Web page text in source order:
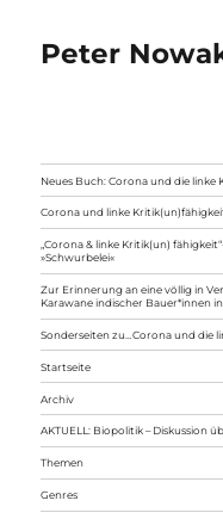
Peter
Neues Buch: Corona und die linke
Corona und linke
„Corona & linke Kritik(un)
»Schwurbelei«
Zur Erinnerung an eine völlig in
Karawane indischer Bauer*innen
Sonderseiten zu…Corona und die
Startseite
Archiv
AKTUELL: Biopolitik – Diskussion
Themen
Genres